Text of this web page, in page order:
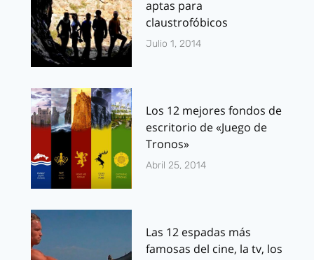
aptas para
claustrofóbicos
Julio 1, 2014
Los 12 mejores fondos de
escritorio de «Juego de
Tronos»
Abril 25, 2014
Las 12 espadas más
famosas del cine, la tv, los